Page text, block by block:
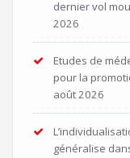
dernier vol
2026
Etudes de
pour la
août 2026
généralise